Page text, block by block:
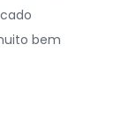
bem